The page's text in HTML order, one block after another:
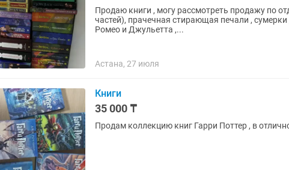
Продаю книги , могу рассмотреть продажу по
частей), прачечная стирающая печали ,
Ромео и Джульетта ,...
Астана, 27 июля
Книги
35 000 ₸
Продам коллекцию книг Гарри Поттер , в